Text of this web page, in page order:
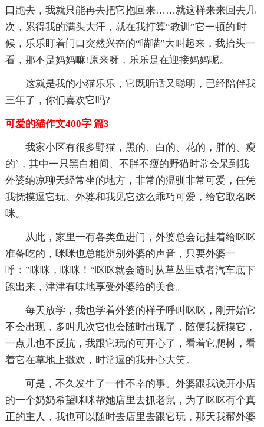
口跑去，我就只能再去把它抱回来……就这样来来回去几
次，累得我的满头大汗，就在我打算“教训”它一顿的'时
候，乐乐盯着门口突然兴奋的“喵喵”大叫起来，我抬头一
看，那不是妈妈嘛!原来呀，乐乐是在迎接妈妈呢。
这就是我的小猫乐乐，它既听话又聪明，已经陪伴我
三年了，你们喜欢它吗?
可爱的猫作文400字 篇3
我家小区有很多野猫，黑的、白的、花的，胖的、瘦
的`，其中一只黑白相间、不胖不瘦的野猫时常会呆到我
外婆纳凉聊天经常坐的地方，非常的温驯非常可爱，任凭
我抚摸逗它玩。外婆和我见它这么乖巧可爱，给它取名咪
咪。
从此，家里一有各类鱼进门，外婆总会记挂着给咪咪
准备吃的，咪咪也总能辨别外婆的声音，只要外婆一
呼：”咪咪，咪咪！“咪咪就会随时从草丛里或者汽车底下
跑出来，津津有味地享受外婆给的美食。
每天放学，我也学着外婆的样子呼叫咪咪，刚开始它
不会出现，多叫几次它也会随时出现了，随便我抚摸它，
一点儿也不反抗，我跟它玩的可开心了，看着它爬树，看
着它在草地上撒欢，时常逗的我开心大笑。
可是，不久发生了一件不幸的事。外婆跟我说开小店
的一个奶奶希望咪咪帮她店里去抓老鼠，为了咪咪有个真
正的主人，我也可以随时去店里去跟它玩，那天我帮外婆